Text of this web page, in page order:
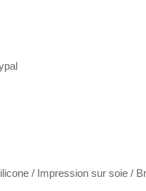
/ Impression sur soie /